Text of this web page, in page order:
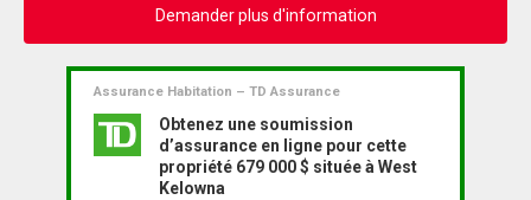
Demander plus d'information
Assurance Habitation – TD Assurance
Obtenez une soumission
d’assurance en ligne pour cette
propriété 679 000 $ située à West
Kelowna